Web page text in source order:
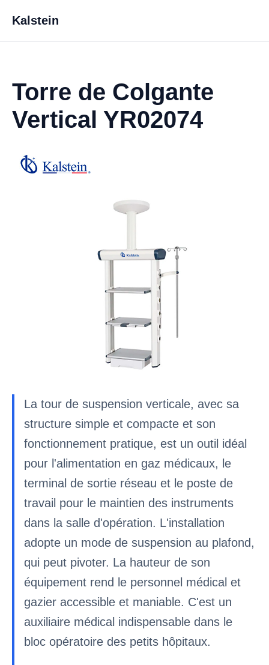
Kalstein
Torre de Colgante
Vertical YR02074
La tour de suspension verticale, avec sa
structure simple et compacte et son
fonctionnement pratique, est un outil idéal
pour l'alimentation en gaz médicaux, le
terminal de sortie réseau et le poste de
travail pour le maintien des instruments
dans la salle d'opération. L'installation
adopte un mode de suspension au plafond,
qui peut pivoter. La hauteur de son
équipement rend le personnel médical et
gazier accessible et maniable. C'est un
auxiliaire médical indispensable dans le
bloc opératoire des petits hôpitaux.